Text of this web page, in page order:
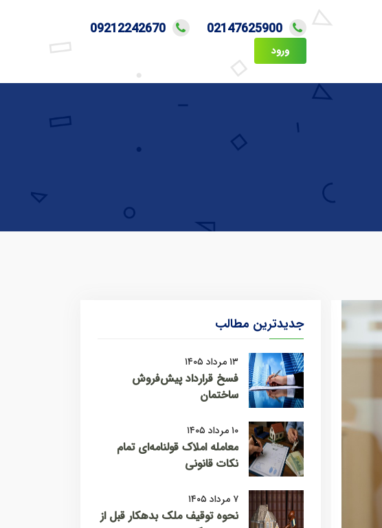
02147625900
09212242670
ورود
جدیدترین مطالب
۱۳ مرداد ۱۴۰۵
فسخ قرارداد پیش‌فروش
ساختمان
۱۰ مرداد ۱۴۰۵
معامله املاک قولنامه‌ای تمام
نکات قانونی
۷ مرداد ۱۴۰۵
نحوه توقیف ملک بدهکار قبل از